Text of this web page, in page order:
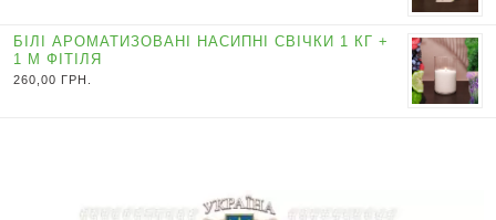
БІЛІ АРОМАТИЗОВАНІ НАСИПНІ СВІЧКИ 1 КГ +
1 М ФІТІЛЯ
260,00 ГРН.